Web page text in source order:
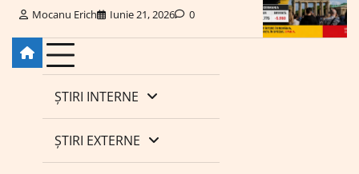
Mocanu Erich Iunie 21, 2026 0
ȘTIRI INTERNE
ȘTIRI EXTERNE